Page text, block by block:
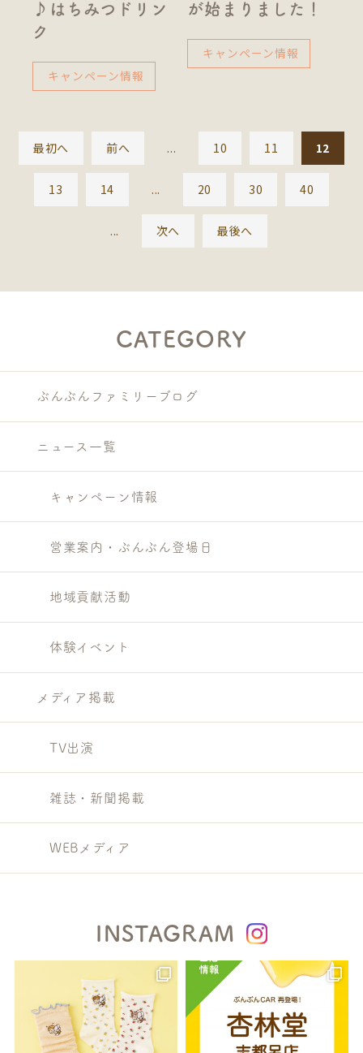
♪はちみつドリン
ク
キャンペーン情報
が始まりました！
キャンペーン情報
最初へ 前へ ... 10 11 12
13 14 ... 20 30 40
... 次へ 最後へ
CATEGORY
ぶんぶんファミリーブログ
ニュース一覧
キャンペーン情報
営業案内・ぶんぶん登場日
地域貢献活動
体験イベント
メディア掲載
TV出演
雑誌・新聞掲載
WEBメディア
INSTAGRAM